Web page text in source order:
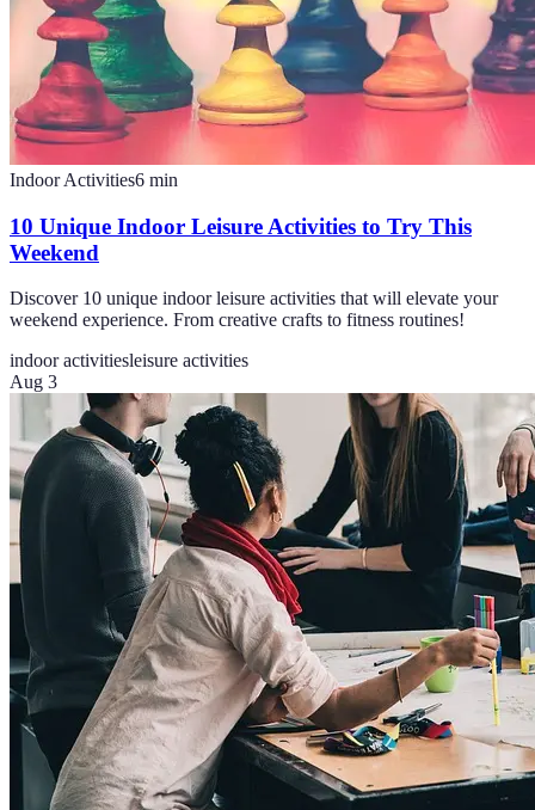
Indoor Activities6 min
10 Unique Indoor Leisure Activities to Try This
Weekend
Discover 10 unique indoor leisure activities that will elevate your
weekend experience. From creative crafts to fitness routines!
indoor activitiesleisure activities
Aug 3